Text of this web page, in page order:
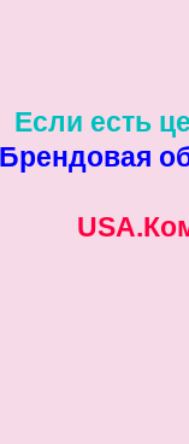
Если есть
Брендовая